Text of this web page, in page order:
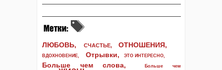
ЛЮБОВЬ, СЧАСТЬЕ, ОТНОШЕНИЯ,
ВДОХНОВЕНИЕ, Отрывки, ЭТО ИНТЕРЕСНО,
Больше чем слова,
Больше чем